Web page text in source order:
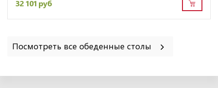
32 101 руб
Посмотреть все обеденные столы